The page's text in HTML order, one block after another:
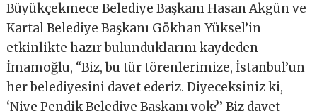
Büyükçekmece Belediye Başkanı Hasan Akgün ve
Kartal Belediye Başkanı Gökhan Yüksel’in
etkinlikte hazır bulunduklarını kaydeden
İmamoğlu, “Biz, bu tür törenlerimize, İstanbul’un
her belediyesini davet ederiz. Diyeceksiniz ki,
‘Niye Pendik Belediye Başkanı yok?’ Biz davet